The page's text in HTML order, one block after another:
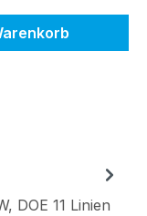
DOE 11 Linien